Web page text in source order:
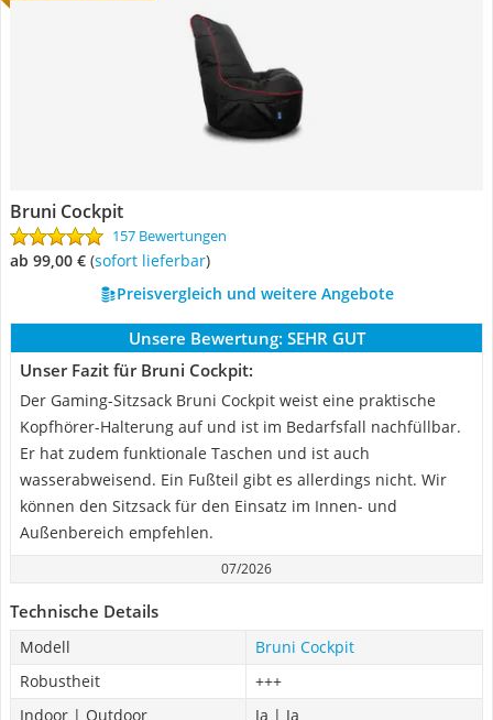
Bruni Cockpit
157 Bewertungen
ab 99,00 € ( Sofort lieferbar)
Preisvergleich und weitere Angebote
Unsere Bewertung: SEHR GUT
Unser Fazit für Bruni Cockpit:
Der Gaming-Sitzsack Bruni Cockpit weist eine praktische
Kopfhörer-Halterung auf und ist im Bedarfsfall nachfüllbar.
Er hat zudem funktionale Taschen und ist auch
wasserabweisend. Ein Fußteil gibt es allerdings nicht. Wir
können den Sitzsack für den Einsatz im Innen- und
Außenbereich empfehlen.
07/2026
Technische Details
Modell
Bruni Cockpit
Robustheit
+++
Indoor | Outdoor
Ja | Ja